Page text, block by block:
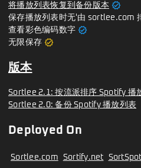
将播放列表恢复到备份版本 verified
保存播放列表时无'由 sortlee.com
查看彩色编码数字 verified
无限保存 verified
版本
Sortlee 2.1: 按流派排序 Spotify 播
Sortlee 2.0: 备份 Spotify 播放列表
Deployed On
Sortlee.com Sortify.net